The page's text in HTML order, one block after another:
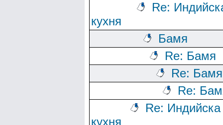
Re:
кухня
Бамя
Re: Бамя
Re: Бамя
Re:
Re: Индийска
кухня